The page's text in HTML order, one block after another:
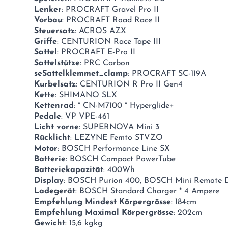
Lenker: PROCRAFT Gravel Pro II
Vorbau: PROCRAFT Road Race II
Steuersatz: ACROS AZX
Griffe: CENTURION Race Tape III
Sattel: PROCRAFT E-Pro II
Sattelstütze: PRC Carbon
seSattelklemmet_clamp: PROCRAFT SC-119A
Kurbelsatz: CENTURION R Pro II Gen4
Kette: SHIMANO SLX
Kettenrad: * CN-M7100 * Hyperglide+
Pedale: VP VPE-461
Licht vorne: SUPERNOVA Mini 3
Rücklicht: LEZYNE Femto STVZO
Motor: BOSCH Performance Line SX
Batterie: BOSCH Compact PowerTube
Batteriekapazität: 400Wh
Display: BOSCH Purion 400, BOSCH Mini Remote
Ladegerät: BOSCH Standard Charger * 4 Ampere
Empfehlung Mindest Körpergrösse: 184cm
Empfehlung Maximal Körpergrösse: 202cm
Gewicht: 15,6 kgkg